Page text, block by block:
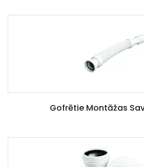
Gofrētie Montāžas